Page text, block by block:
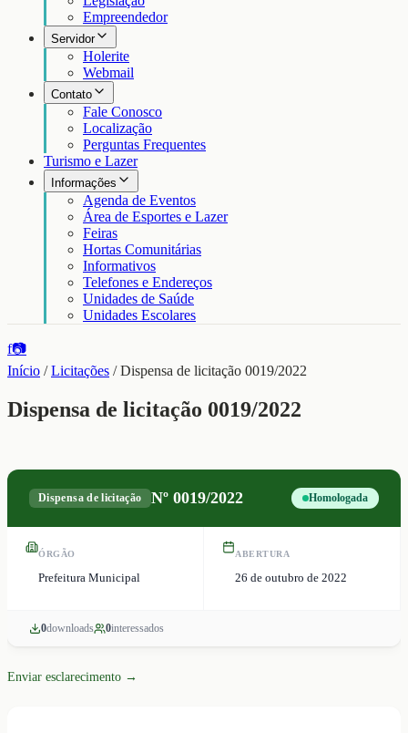
Empreendedor
Servidor
Holerite
Webmail
Contato
Fale Conosco
Localização
Perguntas Frequentes
Turismo e Lazer
Informações
Agenda de Eventos
Área de Esportes e Lazer
Feiras
Hortas Comunitárias
Informativos
Telefones e Endereços
Unidades de Saúde
Unidades Escolares
f📷
Início /Licitações /Dispensa de licitação 0019/2022
Dispensa de licitação 0019/2022
Dispensa de licitação Nº 0019/2022 Homologada
ÓRGÃO
Prefeitura Municipal
ABERTURA
26 de outubro de 2022
0downloads 0interessados
Enviar esclarecimento →